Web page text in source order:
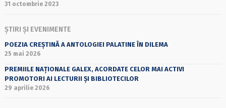
31 octombrie 2023
ȘTIRI ȘI EVENIMENTE
POEZIA CREȘTINĂ A ANTOLOGIEI PALATINE ÎN DILEMA
25 mai 2026
PREMIILE NAȚIONALE GALEX, ACORDATE CELOR MAI ACTIVI
PROMOTORI AI LECTURII ȘI BIBLIOTECILOR
29 aprilie 2026